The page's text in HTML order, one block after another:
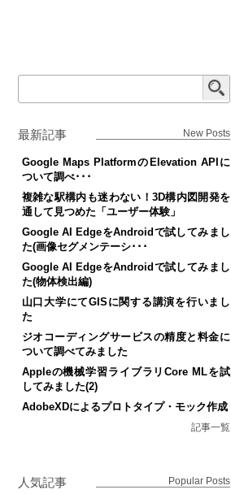
最新記事 New Posts
Google Maps PlatformのElevation APIに
ついて調べ･･･
複雑な駅構内も迷わない！3D構内図開発を
通して見つめた「ユーザー体験」
Google AI EdgeをAndroidで試してみまし
た(画像セグメンテーシ･･･
Google AI EdgeをAndroidで試してみまし
た(物体検出編)
山口大学にてGISに関する講演を行いまし
た
ジオコーディングサービスの精度と料金に
ついて調べてみました
Appleの機械学習ライブラリCore MLを試
してみました(2)
AdobeXDによるプロトタイプ・モック作成
記事一覧
人気記事 Popular Posts